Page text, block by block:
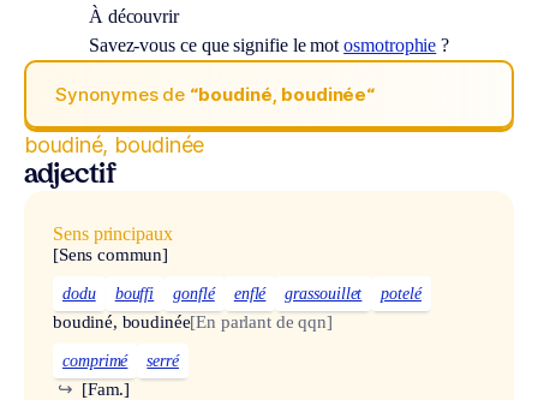
À découvrir
Savez-vous ce que signifie le motosmotrophie ?
Synonymes de “boudiné, boudinée“
boudiné, boudinée
adjectif
Sens principaux
[Sens commun]
dodu bouffi gonflé enflé grassouillet potelé
boudiné, boudinée[En parlant de qqn]
comprimé serré
[Fam.]
↪